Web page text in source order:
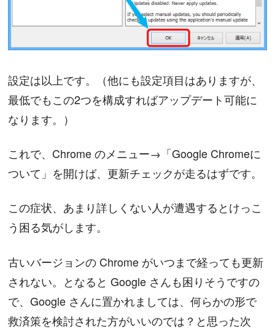
設定は以上です。（他にも設定項目はありますが、
最低でもこの2つを構成すればアップデート可能に
なります。）
これで、Chrome のメニュー→「Google Chromeに
ついて」を開けば、更新チェックが走るはずです。
この症状、あまり詳しくない人が遭遇するとけっこ
う困る気がします。
古いバージョンの Chrome がいつまで経っても更新
されない。となると Google さんも困りそうですの
で、Google さんに置かれましては、何らかの形で
救済策を検討された方がいいのでは？と思った次